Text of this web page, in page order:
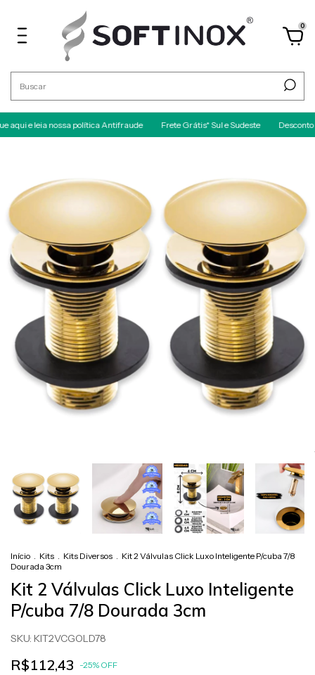
0
leia nossa política Antifraude Frete Grátis* Sul e Sudeste Desconto no PIX
Início Kits Kits Diversos
Kit 2 Válvulas Click Luxo Inteligente P/cuba 7/8
Dourada 3cm
Kit 2 Válvulas Click Luxo Inteligente
P/cuba 7/8 Dourada 3cm
SKU: KIT2VCGOLD78
R$112,43 -25% OFF